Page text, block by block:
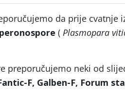
da prije cvatnje
peronospore ( Plasmopara
preporučujemo neki od
F, Galben-F, Forum